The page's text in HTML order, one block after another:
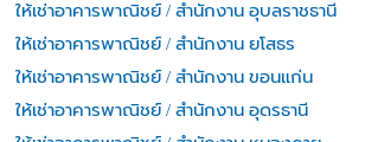
ให้เช่าอาคารพาณิชย์ / สำนักงาน อุบลราชธานี
ให้เช่าอาคารพาณิชย์ / สำนักงาน ยโสธร
ให้เช่าอาคารพาณิชย์ / สำนักงาน ขอนแก่น
ให้เช่าอาคารพาณิชย์ / สำนักงาน อุดรธานี